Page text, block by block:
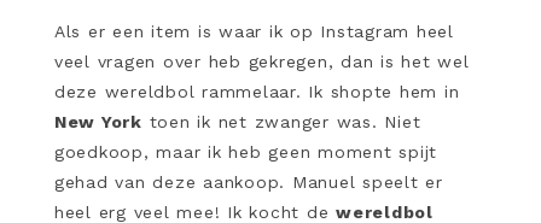
Als er een item is waar ik op Instagram heel
veel vragen over heb gekregen, dan is het wel
deze wereldbol rammelaar. Ik shopte hem in
New York toen ik net zwanger was. Niet
goedkoop, maar ik heb geen moment spijt
gehad van deze aankoop. Manuel speelt er
heel erg veel mee! Ik kocht dewereldbol